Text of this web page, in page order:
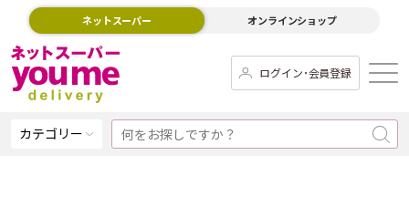
ネットスーパー オンラインショップ
ログイン･会員登録
カテゴリー